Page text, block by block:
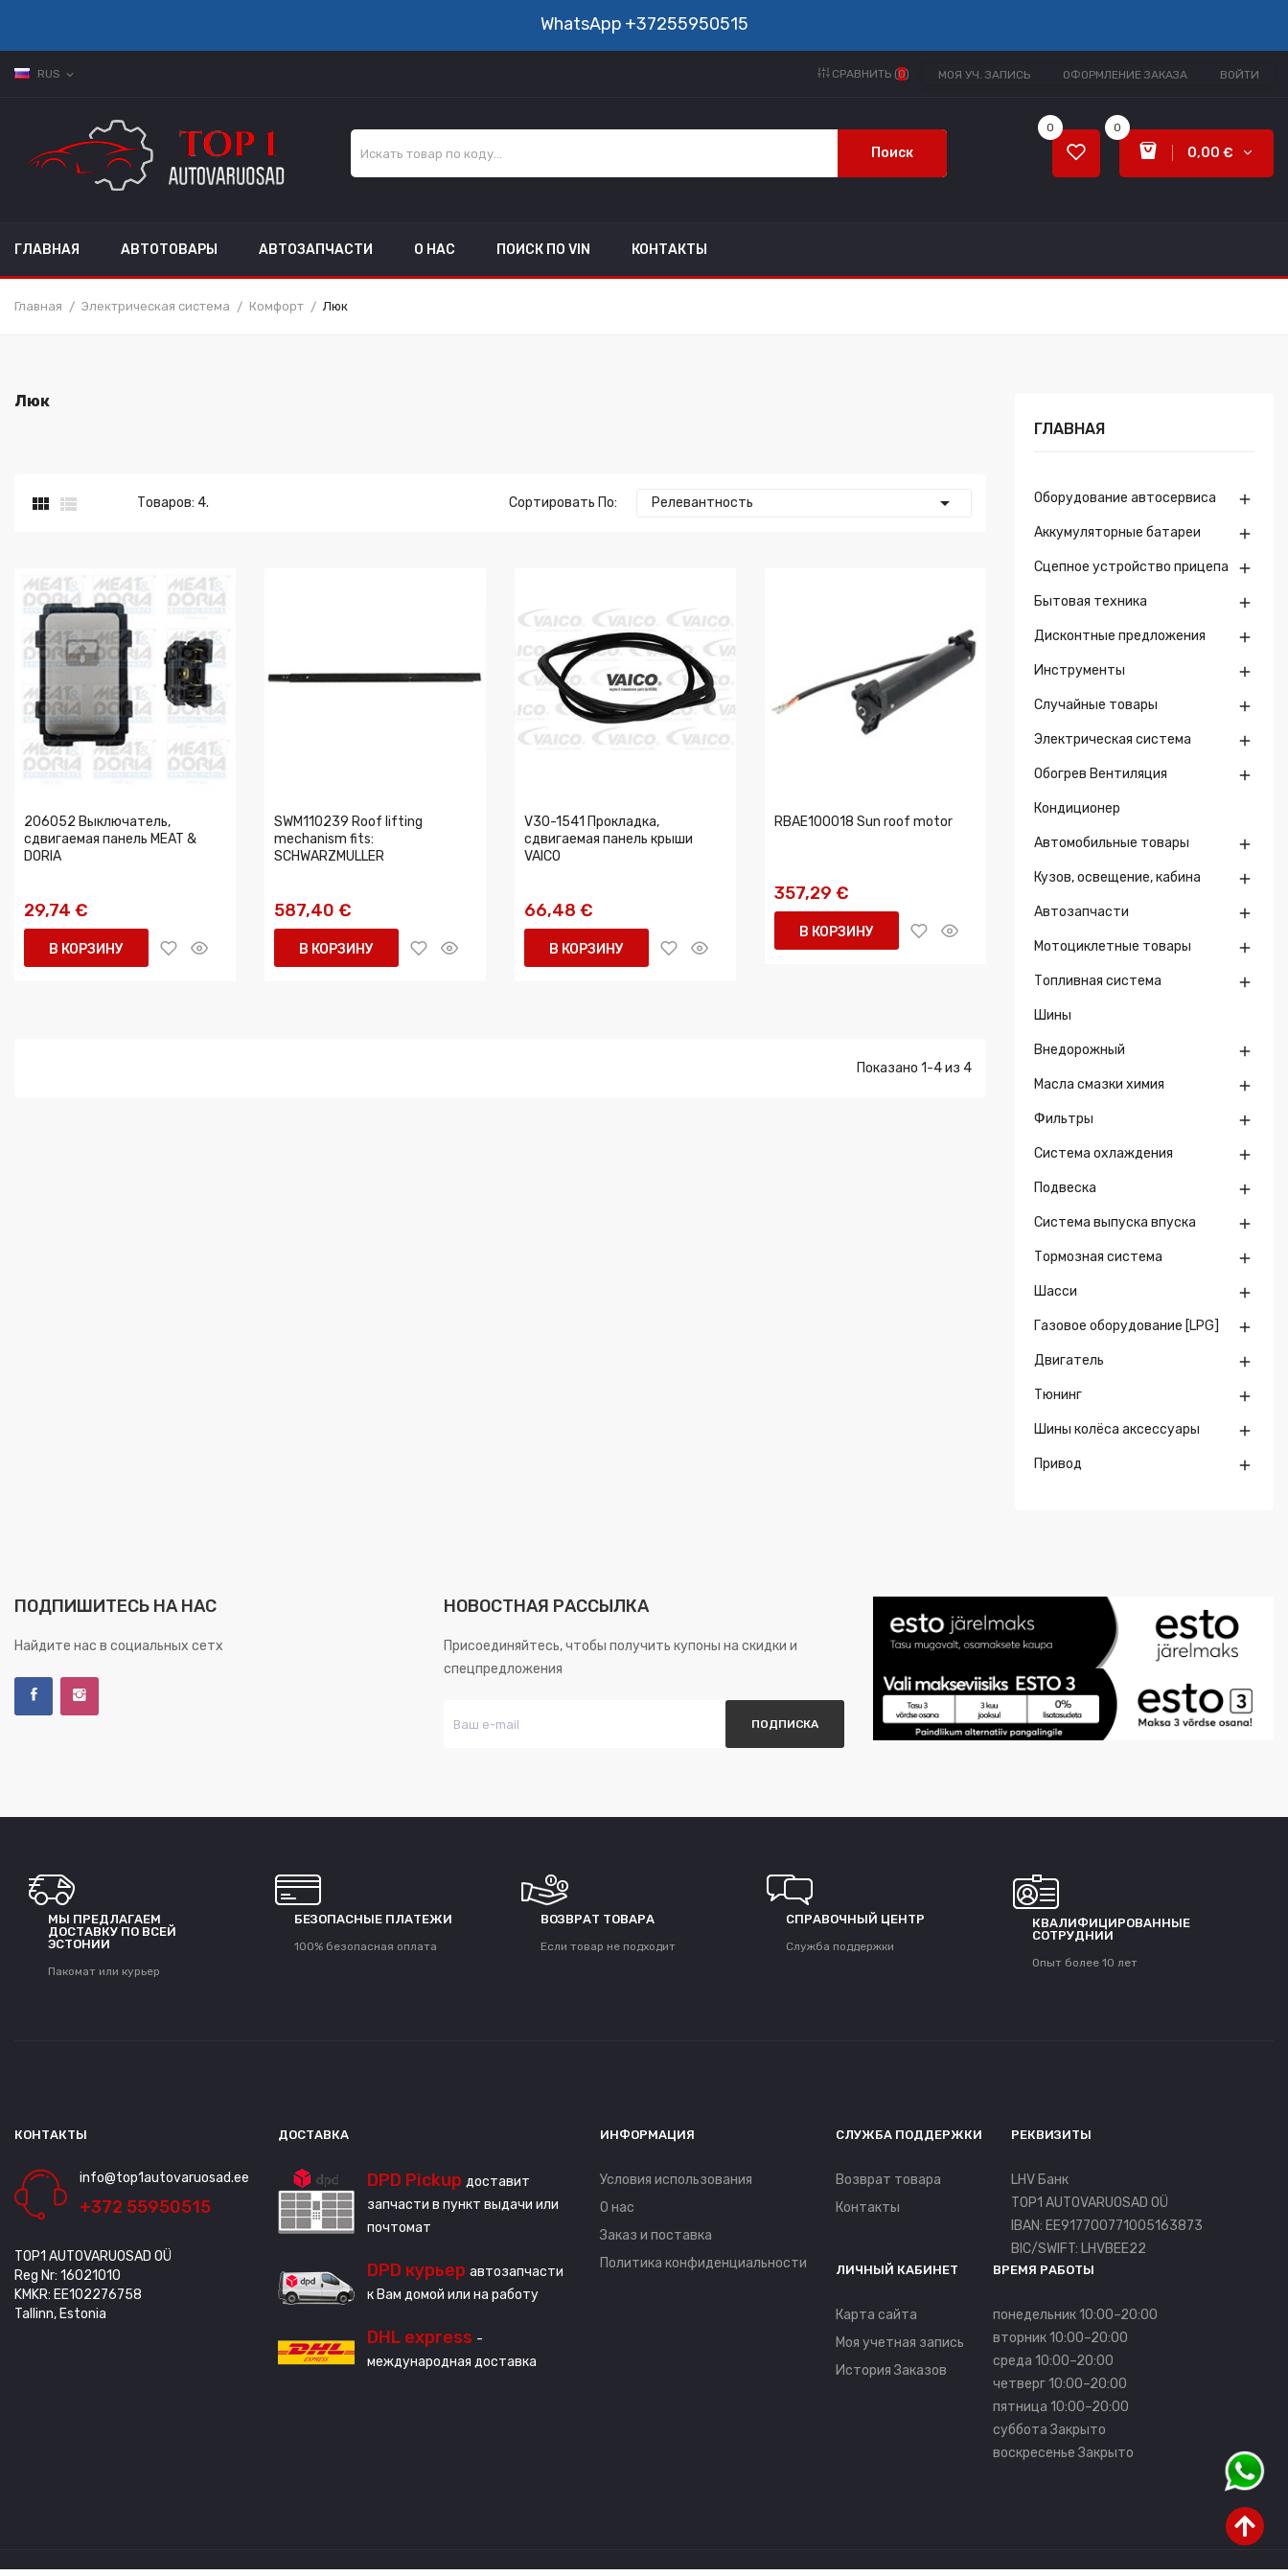
WhatsApp +37255950515
RUS expand_more МОЯ УЧ. ЗАПИСЬ ОФОРМЛЕНИЕ ЗАКАЗА ВОЙТИ
СРАВНИТЬ (0)
Поиск
0
0,00 €
0
ГЛАВНАЯ АВТОТОВАРЫ АВТОЗАПЧАСТИ О НАС ПОИСК ПО VIN КОНТАКТЫ
Главная Электрическая система Комфорт Люк
Люк
  Товаров: 4. Сортировать По: Релевантность 
206052 Выключатель,
сдвигаемая панель MEAT &
DORIA
29,74 €
В КОРЗИНУ
SWM110239 Roof lifting
mechanism fits:
SCHWARZMULLER
587,40 €
В КОРЗИНУ
V30-1541 Прокладка,
сдвигаемая панель крыши
VAICO
66,48 €
В КОРЗИНУ
RBAE100018 Sun roof motor
357,29 €
В КОРЗИНУ
Показано 1-4 из 4
ГЛАВНАЯ
Оборудование автосервиса 
Аккумуляторные батареи 
Сцепное устройство прицепа 
Бытовая техника 
Дисконтные предложения 
Инструменты 
Случайные товары 
Электрическая система 
Обогрев Вентиляция
Кондиционер

Автомобильные товары 
Кузов, освещение, кабина 
Автозапчасти 
Мотоциклетные товары 
Топливная система 
Шины
Внедорожный 
Масла смазки химия 
Фильтры 
Система охлаждения 
Подвеска 
Система выпуска впуска 
Тормозная система 
Шасси 
Газовое оборудование [LPG] 
Двигатель 
Тюнинг 
Шины колёса аксессуары 
Привод 
ПОДПИШИТЕСЬ НА НАС
Найдите нас в социальных сетх
НОВОСТНАЯ РАССЫЛКА
Присоединяйтесь, чтобы получить купоны на скидки и
спецпредложения
МЫ ПРЕДЛАГАЕМ
ДОСТАВКУ ПО ВСЕЙ
ЭСТОНИИ
Пакомат или курьер
БЕЗОПАСНЫЕ ПЛАТЕЖИ
100% безопасная оплата
ВОЗВРАТ ТОВАРА
Если товар не подходит
СПРАВОЧНЫЙ ЦЕНТР
Служба поддержки
КВАЛИФИЦИРОВАННЫЕ
СОТРУДНИИ
Опыт более 10 лет
КОНТАКТЫ
info@top1autovaruosad.ee
+372 55950515
TOP1 AUTOVARUOSAD OÜ
Reg Nr: 16021010
KMKR: EE102276758
Tallinn, Estonia
ДОСТАВКА
DPD Pickup доставит
запчасти в пункт выдачи или
почтомат
DPD курьер автозапчасти
к Вам домой или на работу
DHL express -
международная доставка
ИНФОРМАЦИЯ
Условия использования
О нас
Заказ и поставка
Политика конфиденциальности
СЛУЖБА ПОДДЕРЖКИ
Возврат товара
Контакты
РЕКВИЗИТЫ
LHV Банк
TOP1 AUTOVARUOSAD OÜ
IBAN: EE917700771005163873
BIC/SWIFT: LHVBEE22
ЛИЧНЫЙ КАБИНЕТ
Карта сайта
Моя учетная запись
История Заказов
ВРЕМЯ РАБОТЫ
понедельник 10:00–20:00
вторник 10:00–20:00
среда 10:00–20:00
четверг 10:00–20:00
пятница 10:00–20:00
суббота Закрыто
воскресенье Закрыто